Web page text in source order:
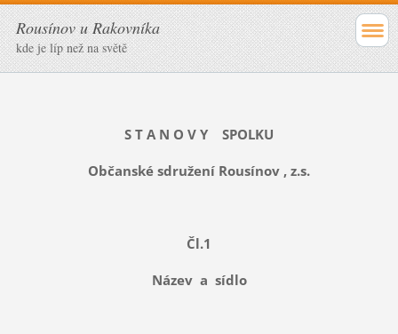
Rousínov u Rakovníka
kde je líp než na světě
S T A N O V Y SPOLKU
Občanské sdružení Rousínov , z.s.
Čl.1
Název a sídlo